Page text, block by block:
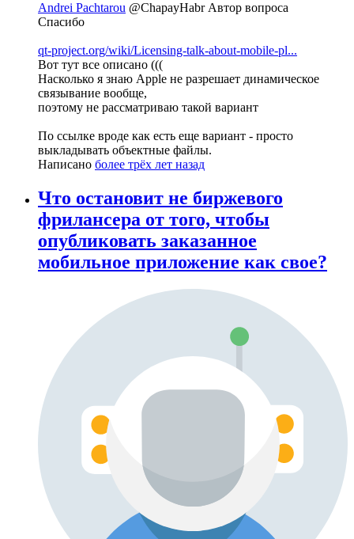
Andrei Pachtarou @ChapayHabr Автор вопроса
Спасибо
qt-project.org/wiki/Licensing-talk-about-mobile-pl...
Вот тут все описано (((
Насколько я знаю Apple не разрешает динамическое
связывание вообще,
поэтому не рассматриваю такой вариант
По ссылке вроде как есть еще вариант - просто
выкладывать объектные файлы.
Написано более трёх лет назад
Что остановит не биржевого
фрилансера от того, чтобы
опубликовать заказанное
мобильное приложение как свое?